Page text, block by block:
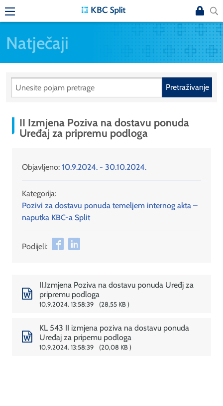
Natječaji
Pretraživanje
II Izmjena Poziva na dostavu ponuda
Uređaj za pripremu podloga
Objavljeno: 10.9.2024. - 30.10.2024.
Kategorija:
Pozivi za dostavu ponuda temeljem internog akta –
naputka KBC-a Split
Podijeli:
II.Izmjena Poziva na dostavu ponuda Uređj za
pripremu podloga
10.9.2024. 13:58:39 28,55 KB
KL 543 II izmjena poziva na dostavu ponuda
Uređaj za pripemu podloga
10.9.2024. 13:58:39 20,08 KB